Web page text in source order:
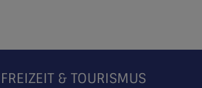
FREIZEIT & TOURISMUS